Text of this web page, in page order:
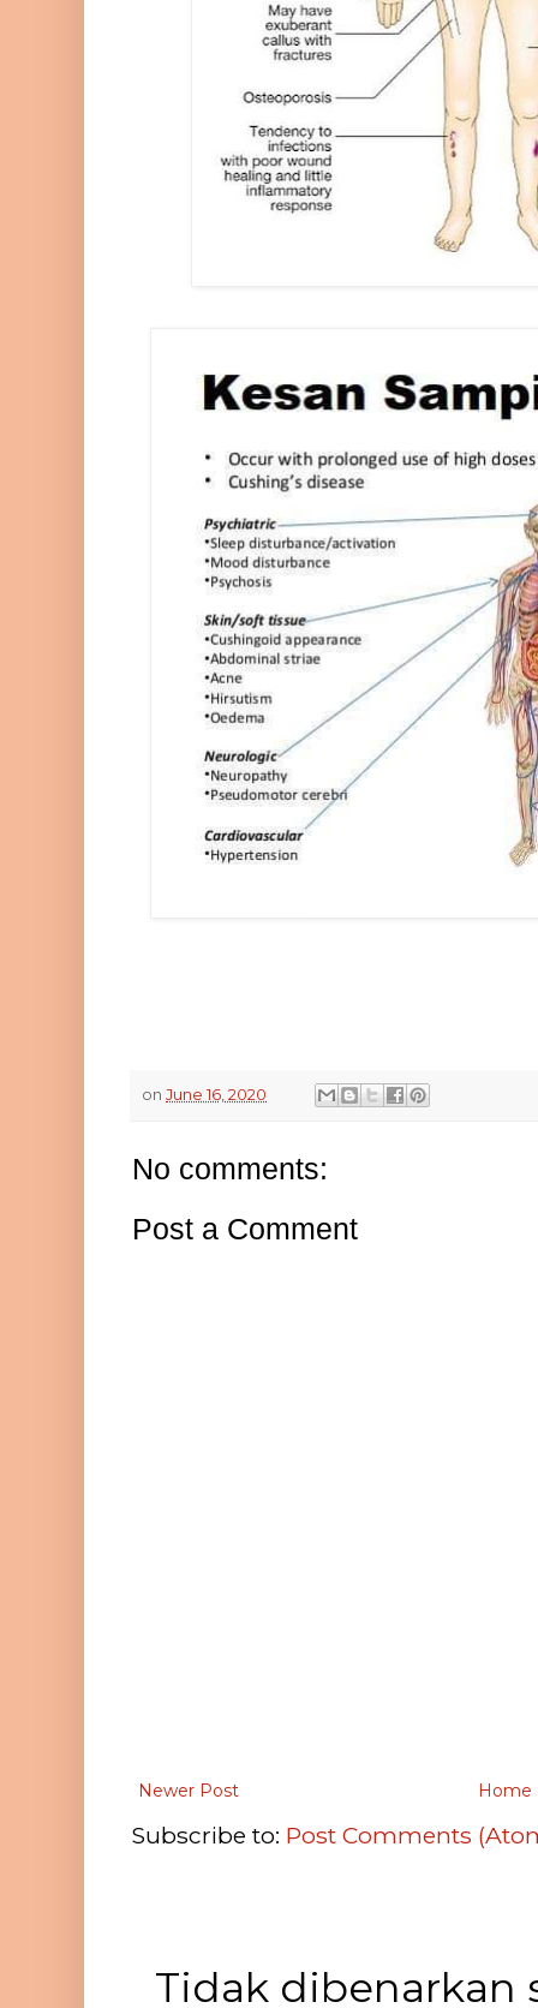
on June 16, 2020
No comments:
Post a Comment
Newer Post Home
Subscribe to: Post Comments
Tidak dibenarkan